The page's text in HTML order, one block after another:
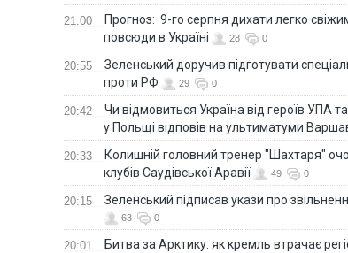
21:00
Прогноз: 9-го серпня дихати легко
повсюди в Україні
28 0
20:55
Зеленський доручив підготувати
проти РФ
29 0
20:42
Чи відмовиться Україна від героїв УПА
у Польщі відповів на ультиматуми
20:33
Колишній головний тренер "Шахтаря"
клубів Саудівської Аравії
49 0
20:15 Зеленський підписав укази про
63 0
20:01
Битва за Арктику: як кремль втрачає